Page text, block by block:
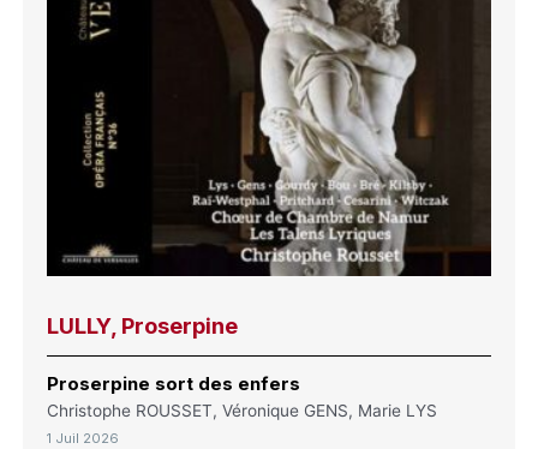
LULLY, Proserpine
Proserpine sort des enfers
Christophe ROUSSET, Véronique GENS, Marie LYS
1 Juil 2026